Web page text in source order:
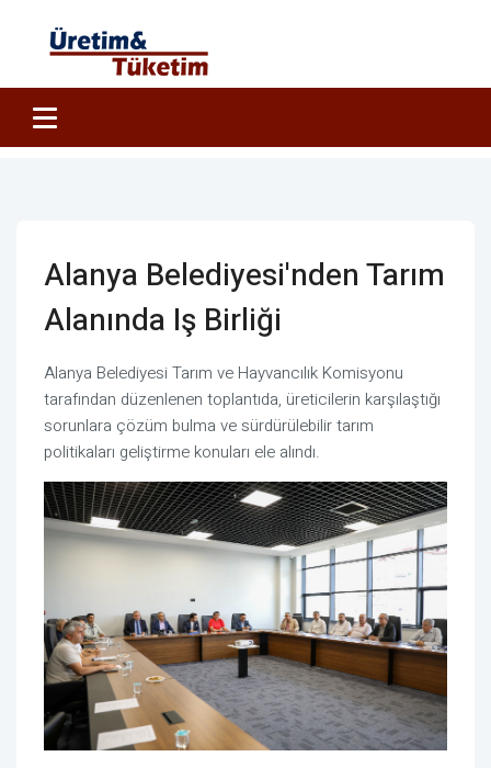
Alanya Belediyesi'nden Tarım
Alanında Iş Birliği
Alanya Belediyesi Tarım ve Hayvancılık Komisyonu
tarafından düzenlenen toplantıda, üreticilerin karşılaştığı
sorunlara çözüm bulma ve sürdürülebilir tarım
politikaları geliştirme konuları ele alındı.